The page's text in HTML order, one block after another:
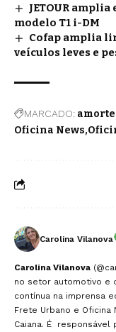
JETOUR
modelo T1 i-DM
Cofap amplia
veículos leves e
MARCADO:
Oficina News
Carolina Vilanova
Carolina Vilanova
no setor automotivo e
contínua na imprensa
Frete Urbano e Oficina
Caiana. É